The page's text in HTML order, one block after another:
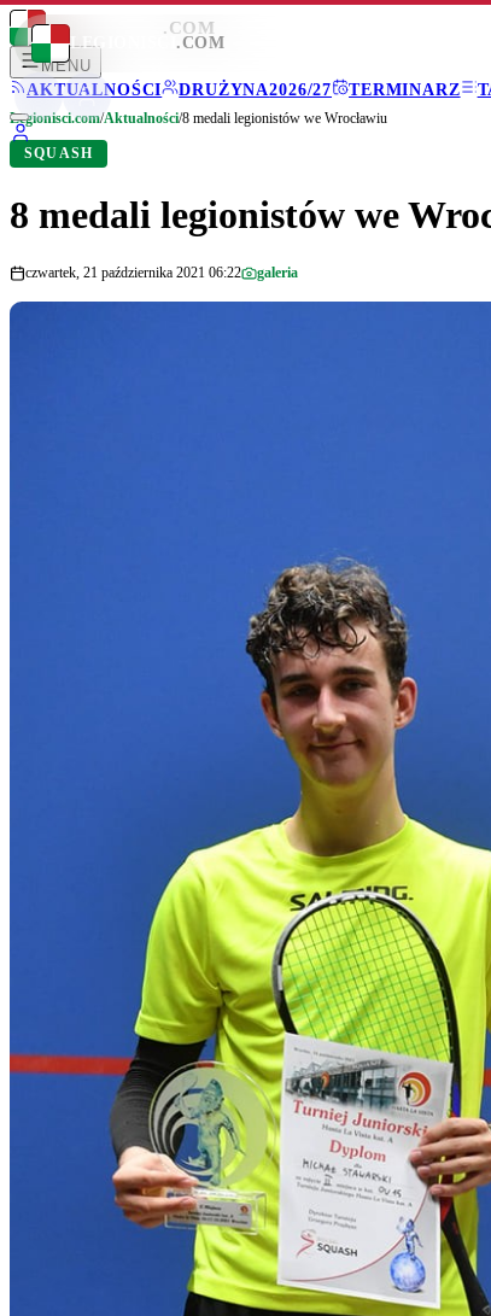
LEGIONISCI .COM
MENU
AKTUALNOŚCI
DRUŻYNA2026/27 TERMINARZ
LEGIONISCI .COM
Legionisci.com/Aktualności/8 medali legionistów we Wrocławiu
SQUASH
8 medali legionistów we
czwartek, 21 października 2021 06:22 galeria